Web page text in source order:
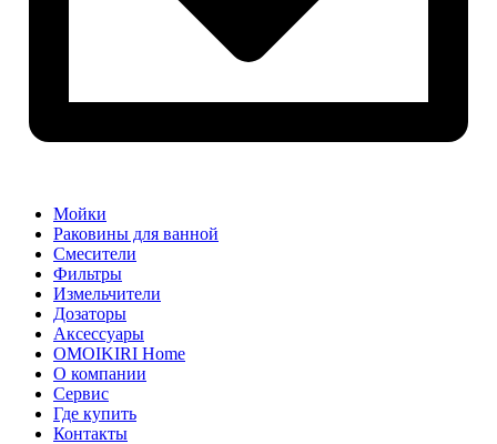
Мойки
Раковины для ванной
Смесители
Фильтры
Измельчители
Дозаторы
Аксессуары
OMOIKIRI Home
О компании
Сервис
Где купить
Контакты